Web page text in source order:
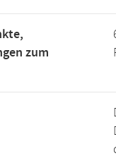
zum